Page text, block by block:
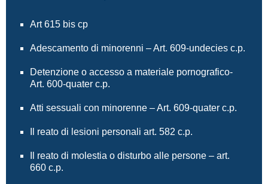
Art 615 bis cp
Adescamento di minorenni – Art. 609-undecies c.p.
Detenzione o accesso a materiale pornografico-
Art. 600-quater c.p.
Atti sessuali con minorenne – Art. 609-quater c.p.
Il reato di lesioni personali art. 582 c.p.
Il reato di molestia o disturbo alle persone – art.
660 c.p.